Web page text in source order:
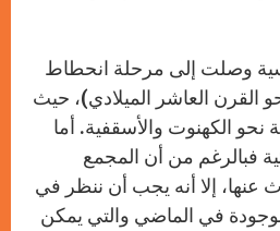
وصلت إلى مرحلة انحطاط
العاشر الميلادي)، حيث
نحو الكهنوت والأسقفية. أما
فبالرغم من أن المجمع
عنها، إلا أنه يجب أن ننظر في
في الماضي والتي يمكن